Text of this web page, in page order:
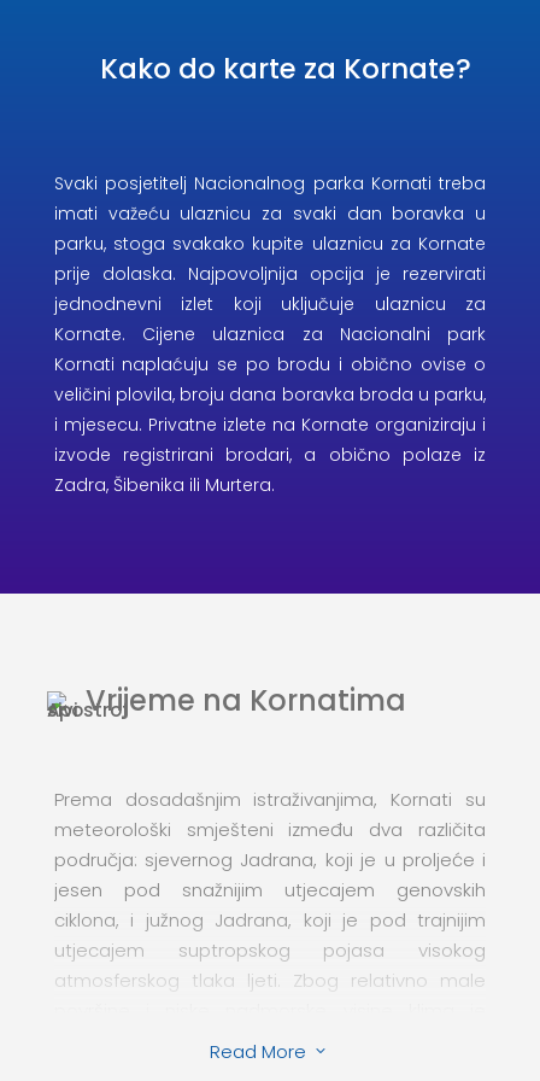
Kako do karte za Kornate?
Svaki posjetitelj Nacionalnog parka Kornati treba
imati važeću ulaznicu za svaki dan boravka u
parku, stoga svakako kupite ulaznicu za Kornate
prije dolaska. Najpovoljnija opcija je rezervirati
jednodnevni izlet koji uključuje ulaznicu za
Kornate. Cijene ulaznica za Nacionalni park
Kornati naplaćuju se po brodu i obično ovise o
veličini plovila, broju dana boravka broda u parku,
i mjesecu. Privatne izlete na Kornate organiziraju i
izvode registrirani brodari, a obično polaze iz
Zadra, Šibenika ili Murtera.
Vrijeme na Kornatima
Prema dosadašnjim istraživanjima, Kornati su
meteorološki smješteni između dva različita
područja: sjevernog Jadrana, koji je u proljeće i
jesen pod snažnijim utjecajem genovskih
ciklona, i južnog Jadrana, koji je pod trajnijim
utjecajem suptropskog pojasa visokog
atmosferskog tlaka ljeti. Zbog relativno male
gotovo potpuno ujednačena na cijelom
Read More 3